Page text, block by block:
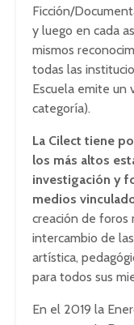
Ficción/
y luego en cada
mismos
todas las
Escuela emite un
categoría).
La Cilect tiene
los más altos
investigación y
medios
creación de foros
intercambio de
artística,
para todos sus
En el 2019 la